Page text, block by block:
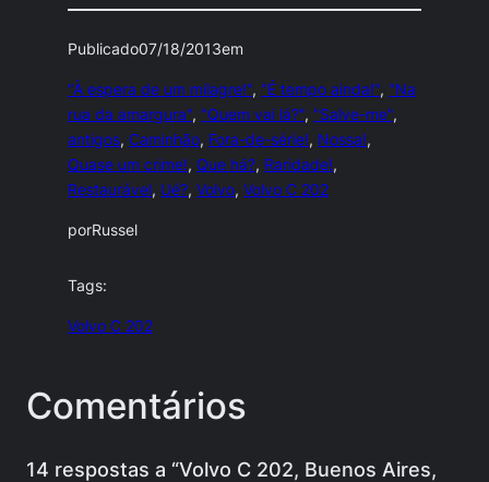
Publicado07/18/2013em
"À espera de um milagre!", "É tempo ainda!", "Na
rua da amargura", "Quem vai lá?", "Salve-me"
antigos, Caminhão, Fora-de-série!, Nossa!
Quase um crime!, Que há?, Raridade!
Restaurável, Ué?, Volvo, Volvo C 202
porRussel
Tags:
Volvo C 202
Comentários
14 respostas a “Volvo C 202, Buenos Aires,